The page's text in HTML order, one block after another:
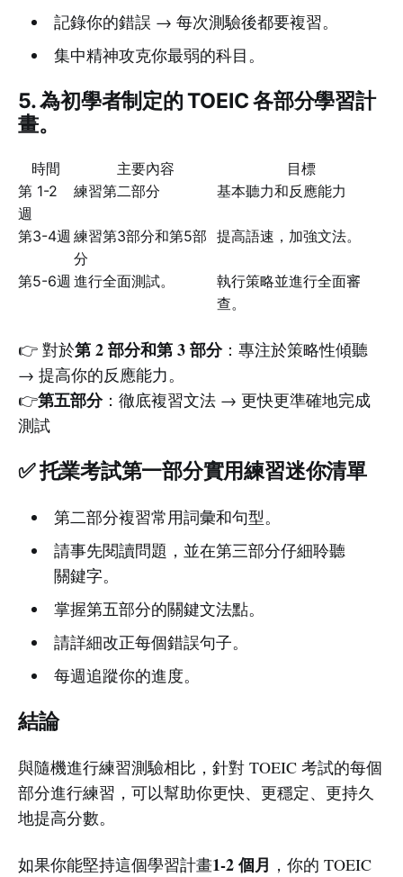
記錄你的錯誤 → 每次測驗後都要複習。
集中精神攻克你最弱的科目。
5. 為初學者制定的 TOEIC 各部分學習計
畫。
時間 主要內容
目標
第 1-2
週
練習第二部分 基本聽力和反應能力
第3-4週 練習第3部分和第5部
分
提高語速，加強文法。
第5-6週 進行全面測試。
執行策略並進行全面審
查。
👉 對於第 2 部分和第 3 部分：專注於策略性傾聽
→ 提高你的反應能力。
👉第五部分：徹底複習文法 → 更快更準確地完成
測試
✅ 托業考試第一部分實用練習迷你清單
第二部分複習常用詞彙和句型。
請事先閱讀問題，並在第三部分仔細聆聽
關鍵字。
掌握第五部分的關鍵文法點。
請詳細改正每個錯誤句子。
每週追蹤你的進度。
結論
與隨機進行練習測驗相比，針對 TOEIC 考試的每個
部分進行練習，可以幫助你更快、更穩定、更持久
地提高分數。
如果你能堅持這個學習計畫1-2 個月 ，你的 TOEIC